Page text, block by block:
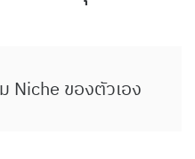
Niche ของตัวเอง